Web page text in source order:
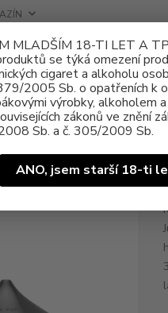
MLADŠÍM 18-TI LET A
se týká omezení
cigaret a alkoholu
2005 Sb. o opatřeních k
výrobky, alkoholem a
zákonů ve znění
Sb. a č. 305/2009 Sb.
ANO, jsem starší 18-ti
Sauz Příchuť Drifter Bar
S&V 6ml